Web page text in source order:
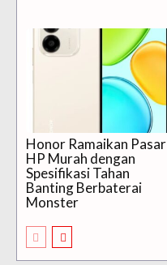
Honor Ramaikan Pasar
HP Murah dengan
Spesifikasi Tahan
Banting Berbaterai
Monster